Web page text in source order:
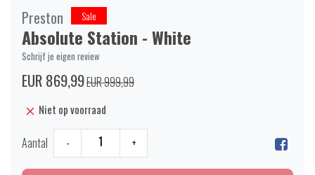
Preston Sale
Absolute Station - White
Schrijf je eigen review
EUR 869,99EUR 999,99
Niet op voorraad
Aantal - +